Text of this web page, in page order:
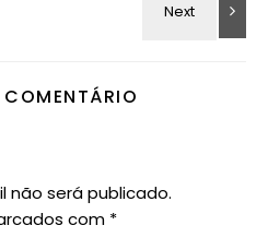
COMENTÁRIO
não será publicado.
com *